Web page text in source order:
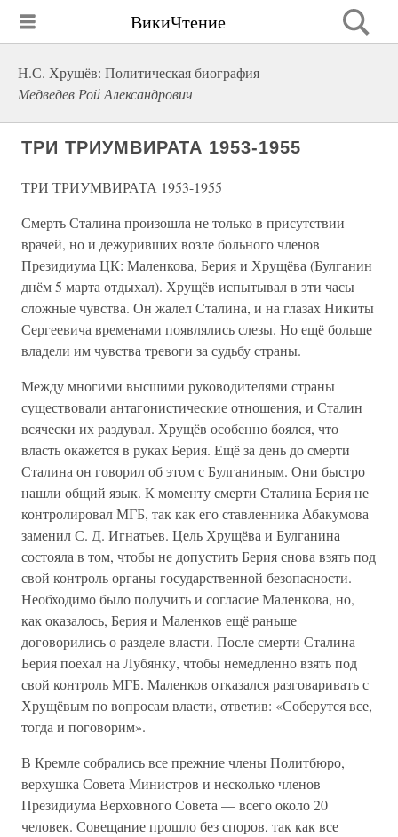
ВикиЧтение
Н.С. Хрущёв: Политическая биография
Медведев Рой Александрович
ТРИ ТРИУМВИРАТА 1953-1955
ТРИ ТРИУМВИРАТА 1953-1955
Смерть Сталина произошла не только в присутствии
врачей, но и дежуривших возле больного членов
Президиума ЦК: Маленкова, Берия и Хрущёва (Булганин
днём 5 марта отдыхал). Хрущёв испытывал в эти часы
сложные чувства. Он жалел Сталина, и на глазах Никиты
Сергеевича временами появлялись слезы. Но ещё больше
владели им чувства тревоги за судьбу страны.
Между многими высшими руководителями страны
существовали антагонистические отношения, и Сталин
всячески их раздувал. Хрущёв особенно боялся, что
власть окажется в руках Берия. Ещё за день до смерти
Сталина он говорил об этом с Булганиным. Они быстро
нашли общий язык. К моменту смерти Сталина Берия не
контролировал МГБ, так как его ставленника Абакумова
заменил С. Д. Игнатьев. Цель Хрущёва и Булганина
состояла в том, чтобы не допустить Берия снова взять под
свой контроль органы государственной безопасности.
Необходимо было получить и согласие Маленкова, но,
как оказалось, Берия и Маленков ещё раньше
договорились о разделе власти. После смерти Сталина
Берия поехал на Лубянку, чтобы немедленно взять под
свой контроль МГБ. Маленков отказался разговаривать с
Хрущёвым по вопросам власти, ответив: «Соберутся все,
тогда и поговорим».
В Кремле собрались все прежние члены Политбюро,
верхушка Совета Министров и несколько членов
Президиума Верховного Совета — всего около 20
человек. Совещание прошло без споров, так как все